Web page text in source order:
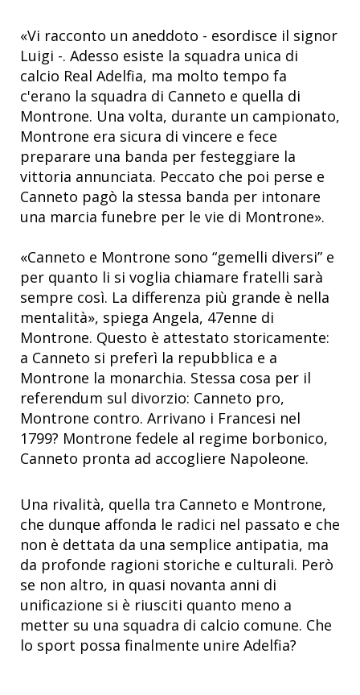
«Vi racconto un aneddoto - esordisce il signor
Luigi -. Adesso esiste la squadra unica di
calcio Real Adelfia, ma molto tempo fa
c'erano la squadra di Canneto e quella di
Montrone. Una volta, durante un campionato,
Montrone era sicura di vincere e fece
preparare una banda per festeggiare la
vittoria annunciata. Peccato che poi perse e
Canneto pagò la stessa banda per intonare
una marcia funebre per le vie di Montrone».
«Canneto e Montrone sono “gemelli diversi” e
per quanto li si voglia chiamare fratelli sarà
sempre così. La differenza più grande è nella
mentalità», spiega Angela, 47enne di
Montrone. Questo è attestato storicamente:
a Canneto si preferì la repubblica e a
Montrone la monarchia. Stessa cosa per il
referendum sul divorzio: Canneto pro,
Montrone contro. Arrivano i Francesi nel
1799? Montrone fedele al regime borbonico,
Canneto pronta ad accogliere Napoleone.
Una rivalità, quella tra Canneto e Montrone,
che dunque affonda le radici nel passato e che
non è dettata da una semplice antipatia, ma
da profonde ragioni storiche e culturali. Però
se non altro, in quasi novanta anni di
unificazione si è riusciti quanto meno a
metter su una squadra di calcio comune. Che
lo sport possa finalmente unire Adelfia?